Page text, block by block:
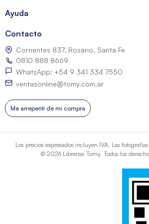
Ayuda
Contacto
Corrientes 837, Rosario, Santa Fe
0810 888 8669
WhatsApp: +54 9 341 334 7550
ventasonline@tomy.com.ar
Me arrepentí de mi compra
Los precios expresados incluyen IVA. Las
© 2026 Librerías Tomy. Todos los